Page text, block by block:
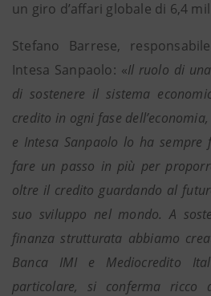
un giro d’affari globale di 6,4
Stefano Barrese,
Intesa Sanpaolo: «Il ruolo di
di sostenere il sistema
credito in ogni fase
e Intesa Sanpaolo lo ha
fare un passo in più per
oltre il credito guardando al
suo sviluppo nel mondo. A
finanza strutturata abbiamo
Banca IMI e Mediocredito
particolare, si conferma ricco